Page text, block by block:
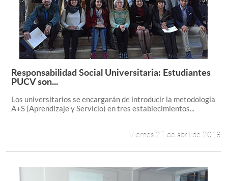
Leer más +
Responsabilidad Social Universitaria: Estudiantes
PUCV son...
Los universitarios se encargarán de introducir la metodología
A+S (Aprendizaje y Servicio) en tres establecimientos...
Viernes 27 de abril de 2018